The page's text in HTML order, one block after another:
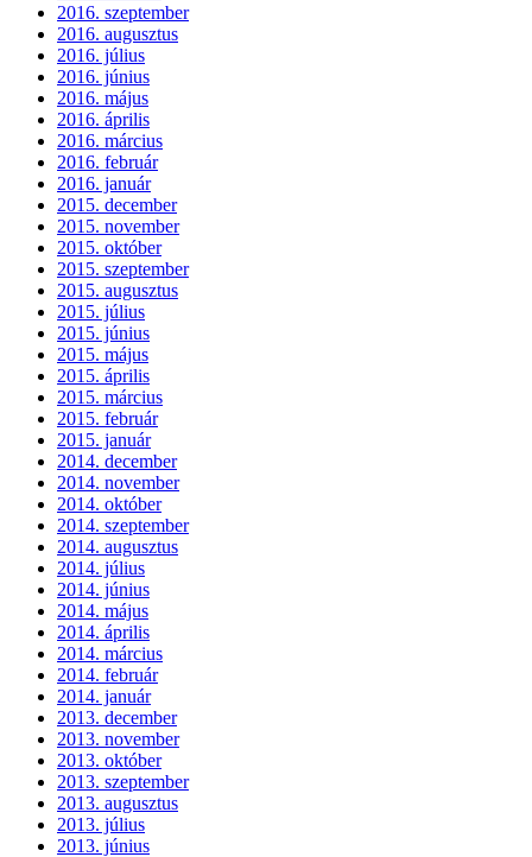
2016. szeptember
2016. augusztus
2016. július
2016. június
2016. május
2016. április
2016. március
2016. február
2016. január
2015. december
2015. november
2015. október
2015. szeptember
2015. augusztus
2015. július
2015. június
2015. május
2015. április
2015. március
2015. február
2015. január
2014. december
2014. november
2014. október
2014. szeptember
2014. augusztus
2014. július
2014. június
2014. május
2014. április
2014. március
2014. február
2014. január
2013. december
2013. november
2013. október
2013. szeptember
2013. augusztus
2013. július
2013. június